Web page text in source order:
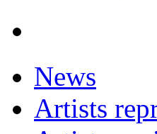
News
Artists